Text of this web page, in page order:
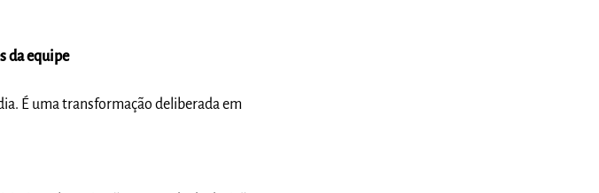
da equipe
É uma transformação deliberada em